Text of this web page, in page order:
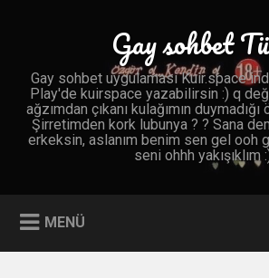
Gay sohbet
Gay sohbet uygulaması Kuir.space
Play'de kuirspace yazabilirsin :) q
ağzımdan çıkanı kulağımın
Şirretimden kork lubunya ? ? Sana
erkeksin, aslanım benim sen gel ooh
seni ohhh yakışıklım
MENÜ